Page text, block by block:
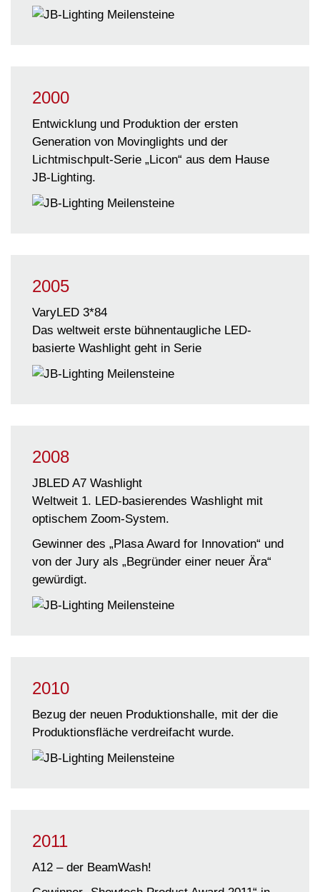
2000
Entwicklung und Produktion der ersten
Generation von Movinglights und der
Lichtmischpult-Serie „Licon“ aus dem Hause
JB-Lighting.
2005
VaryLED 3*84
Das weltweit erste bühnentaugliche LED-
basierte Washlight geht in Serie
2008
JBLED A7 Washlight
Weltweit 1. LED-basierendes Washlight mit
optischem Zoom-System.
Gewinner des „Plasa Award for Innovation“ und
von der Jury als „Begründer einer neuer Ära“
gewürdigt.
2010
Bezug der neuen Produktionshalle, mit der die
Produktionsfläche verdreifacht wurde.
2011
A12 – der BeamWash!